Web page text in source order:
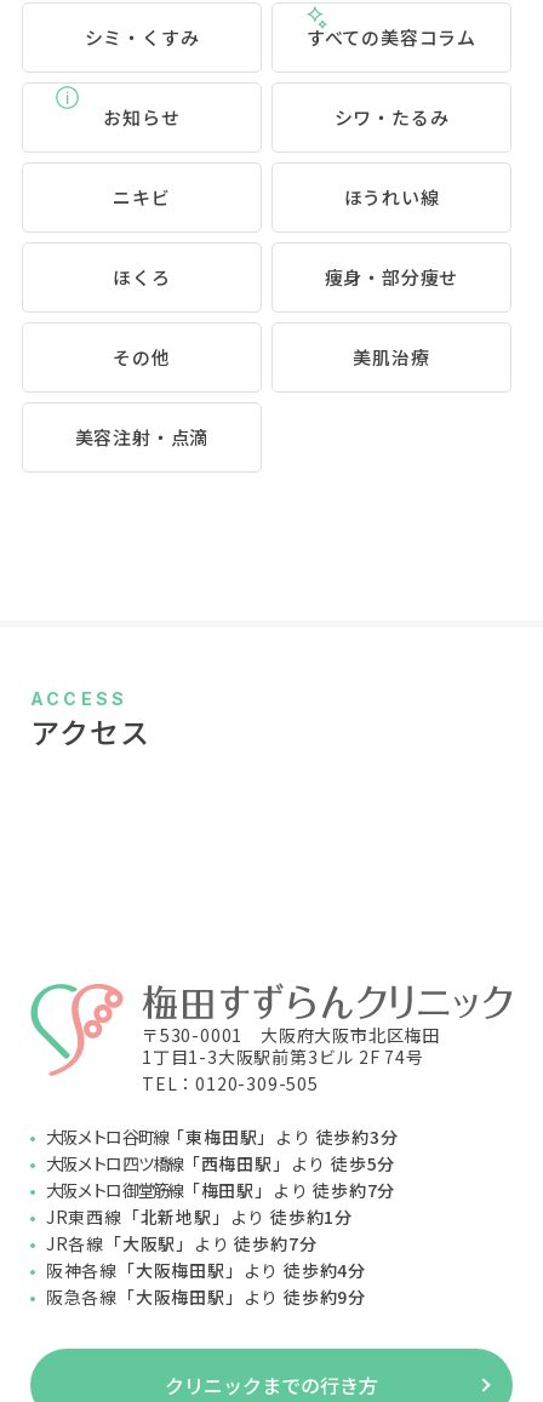
シミ・くすみ すべての美容コラム
お知らせ シワ・たるみ
ニキビ ほうれい線
ほくろ 痩身・部分痩せ
その他 美肌治療
美容注射・点滴
ACCESS
アクセス
〒530-0001 大阪府大阪市北区梅田
1丁目1-3大阪駅前第3ビル 2F 74号
TEL：0120-309-505
大阪メトロ 谷町線「東梅田駅」 より 徒歩約3分
大阪メトロ 四ツ橋線「西梅田駅」 より徒歩5分
大阪メトロ 御堂筋線「梅田駅」 より徒歩約7分
JR東西線 「北新地駅」 より徒歩約1分
JR各線 「大阪駅」 より徒歩約7分
阪神各線 「大阪梅田駅」 より徒歩約4分
阪急各線 「大阪梅田駅」 より徒歩約9分
クリニックまでの行き方